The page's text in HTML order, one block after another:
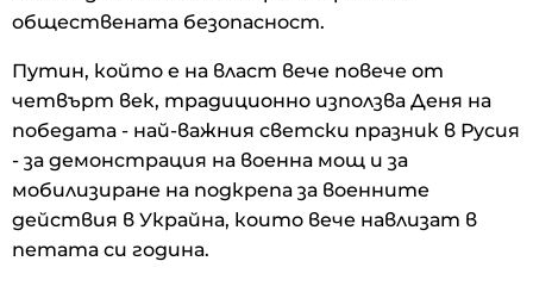
обществената безопасност.
Путин, който е на власт вече повече от
четвърт век, традиционно използва Деня на
победата - най-важния светски празник в Русия
- за демонстрация на военна мощ и за
мобилизиране на подкрепа за военните
действия в Украйна, които вече навлизат в
петата си година.